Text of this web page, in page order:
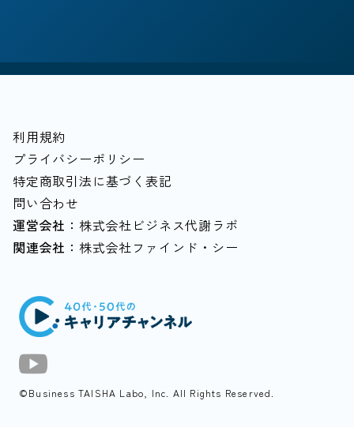
©Business TAISHA Labo, Inc. All Rights Reserved.️
利用規約
プライバシーポリシー
特定商取引法に基づく表記
問い合わせ
運営会社： 株式会社ビジネス代謝ラボ
関連会社： 株式会社ファインド・シー